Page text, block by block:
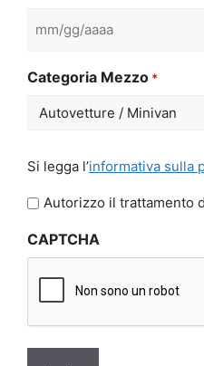
MM
GG
slash
Categoria Mezzo *
legga
l'informativa
privacy
Si legga l’informativa sulla
Autorizzo il trattamento
CAPTCHA